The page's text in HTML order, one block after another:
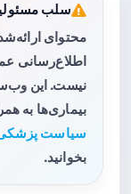
سلب
محتوای
اطلاع‌رسانی
نیست. این
بیماری‌ها به
سیاست
بخوانید.